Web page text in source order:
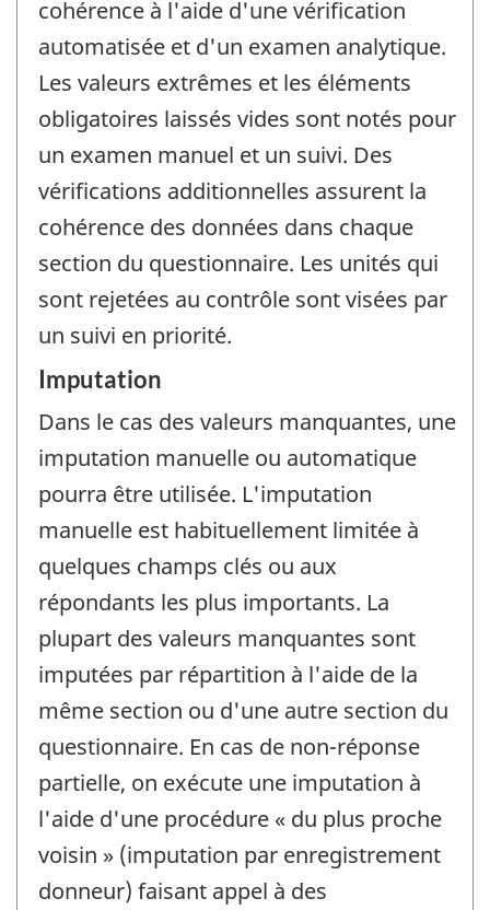
cohérence à l'aide d'une vérification
automatisée et d'un examen analytique.
Les valeurs extrêmes et les éléments
obligatoires laissés vides sont notés pour
un examen manuel et un suivi. Des
vérifications additionnelles assurent la
cohérence des données dans chaque
section du questionnaire. Les unités qui
sont rejetées au contrôle sont visées par
un suivi en priorité.
Imputation
Dans le cas des valeurs manquantes, une
imputation manuelle ou automatique
pourra être utilisée. L'imputation
manuelle est habituellement limitée à
quelques champs clés ou aux
répondants les plus importants. La
plupart des valeurs manquantes sont
imputées par répartition à l'aide de la
même section ou d'une autre section du
questionnaire. En cas de non-réponse
partielle, on exécute une imputation à
l'aide d'une procédure « du plus proche
voisin » (imputation par enregistrement
donneur) faisant appel à des